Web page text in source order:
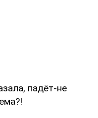
падёт-не